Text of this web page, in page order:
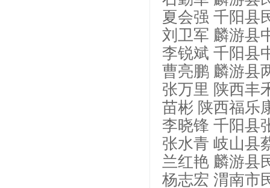
夏会强 千阳县
刘卫军 麟游县
李锐斌 千阳县
曹亮鹏 麟游县
张万里 陕西丰
苗彬 陕西福乐
李晓锋 千阳县
张水青 岐山县
兰红艳 麟游县
杨志宏 渭南市